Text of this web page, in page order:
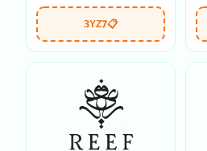
📋
3YZ7